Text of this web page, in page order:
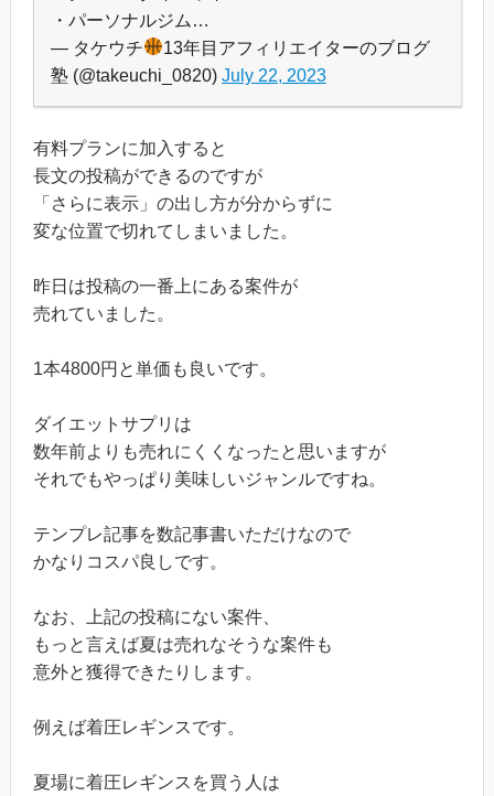
・パーソナルジム…
— タケウチ
13年目アフィリエイターのブログ
塾 (@takeuchi_0820) July 22, 2023
有料プランに加入すると
長文の投稿ができるのですが
「さらに表示」の出し方が分からずに
変な位置で切れてしまいました。
昨日は投稿の一番上にある案件が
売れていました。
1本4800円と単価も良いです。
ダイエットサプリは
数年前よりも売れにくくなったと思いますが
それでもやっぱり美味しいジャンルですね。
テンプレ記事を数記事書いただけなので
かなりコスパ良しです。
なお、上記の投稿にない案件、
もっと言えば夏は売れなそうな案件も
意外と獲得できたりします。
例えば着圧レギンスです。
夏場に着圧レギンスを買う人は